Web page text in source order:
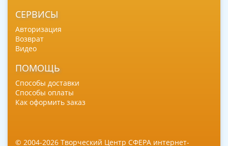
СЕРВИСЫ
Авторизация
Возврат
Видео
ПОМОЩЬ
Способы доставки
Способы оплаты
Как оформить заказ
© 2004-2026 Творческий Центр СФЕРА интернет-